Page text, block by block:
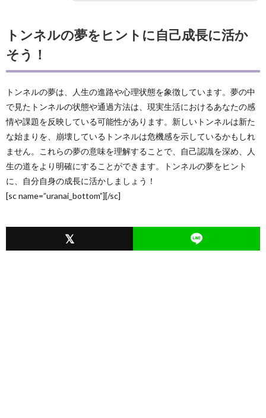
トンネルの夢をヒントに自己成長に活か
そう！
トンネルの夢は、人生の進路や心理状態を象徴しています。夢の中
で見たトンネルの状態や通過方法は、現実生活におけるあなたの感
情や課題を反映している可能性があります。新しいトンネルは新た
な始まりを、崩壊しているトンネルは危機感を示しているかもしれ
ません。これらの夢の意味を理解することで、自己認識を深め、人
生の道をより明確にすることができます。トンネルの夢をヒント
に、自分自身の成長に活かしましょう！
[sc name=”uranai_bottom”][/sc]